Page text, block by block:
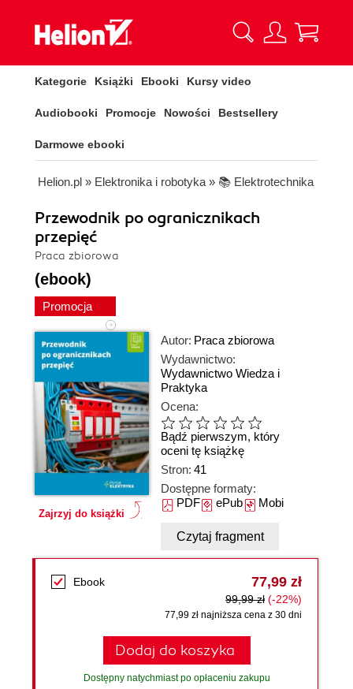
Kategorie Książki Ebooki Kursy video
Audiobooki Promocje Nowości Bestsellery
Darmowe ebooki
Helion.pl » Elektronika i robotyka » 📚 Elektrotechnika
Przewodnik po ogranicznikach
przepięć
Praca zbiorowa
(ebook)
Promocja
Zajrzyj do książki
Autor: Praca zbiorowa
Wydawnictwo:
Wydawnictwo Wiedza i
Praktyka
Ocena:
Bądź pierwszym, który
oceni tę książkę
Stron: 41
Dostępne formaty:
PDFePubMobi
Czytaj fragment
Ebook 77,99 zł
99,99 zł (-22%)
77,99 zł najniższa cena z 30 dni
Dodaj do koszyka
Dostępny natychmiast po opłaceniu zakupu